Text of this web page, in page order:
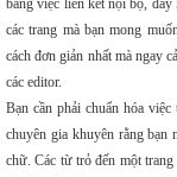
bằng việc liên kết nội bộ, đây
các trang mà bạn mong
cách đơn giản nhất mà ngay
các editor.
Bạn cần phải chuẩn hóa
chuyên gia khuyên rằng bạn
chữ. Các từ trỏ đến một